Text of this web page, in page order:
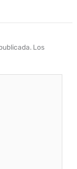
Los